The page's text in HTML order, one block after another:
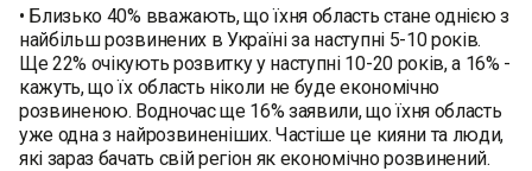
• Близько 40% вважають, що їхня область стане однією з
найбільш розвинених в Україні за наступні 5-10 років.
Ще 22% очікують розвитку у наступні 10-20 років, а 16% -
кажуть, що їх область ніколи не буде економічно
розвиненою. Водночас ще 16% заявили, що їхня область
уже одна з найрозвиненіших. Частіше це кияни та люди,
які зараз бачать свій регіон як економічно розвинений.